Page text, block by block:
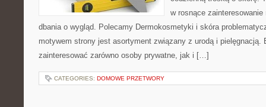
w rosnące
dbania o wygląd. Polecamy Dermokosmetyki i skóra
motywem strony jest asortyment związany z urodą i pielęgnacją.
zainteresować zarówno osoby prywatne, jak i […]
CATEGORIES: DOMOWE PRZETWORY